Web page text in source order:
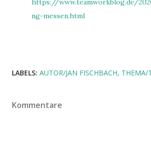
https://www.teamworkblog.de/
ng-messen.html
LABELS: AUTOR/JAN FISCHBACH THEMA/
Kommentare